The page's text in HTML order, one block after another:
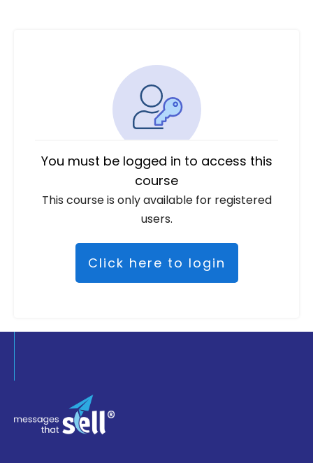
You must be logged in to access this
course
This course is only available for registered
users.
Click here to login